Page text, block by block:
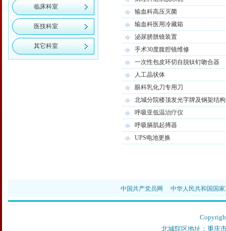
临床科室
医技科室
其它科室
输血科高压灭菌
输血科医用冷藏箱
泌尿膀胱镜装置
手术30度腹腔镜维修
一次性包皮环切自脱钛钉吻合器
人工晶状体
眼科乳化刀专用刀
北城分院楼顶发光字牌及钢架结
呼吸亚低温治疗仪
呼吸膈肌起搏器
UPS电池更换
中国共产党员网 中华人民共和国国
北城院区地址：重庆